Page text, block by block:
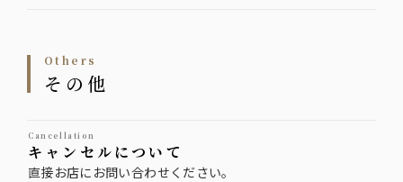
others
その他
cancellation
キャンセルについて
直接お店にお問い合わせください。